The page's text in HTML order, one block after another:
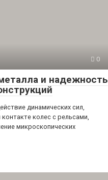
0
и надежность
динамических сил,
колес с рельсами,
микроскопических